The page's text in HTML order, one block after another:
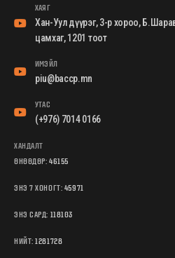
ХАЯГ
Хан-Уул дүүрэг, 3-р хороо,
цамхаг, 1201 тоот
ИМЭЙЛ
piu@baccp.mn
УТАС
(+976) 7014 0166
ХАНДАЛТ
ӨНӨӨДӨР:46155
ЭНЭ 7 ХОНОГТ:45971
ЭНЭ САРД: 118103
НИЙТ:1281728